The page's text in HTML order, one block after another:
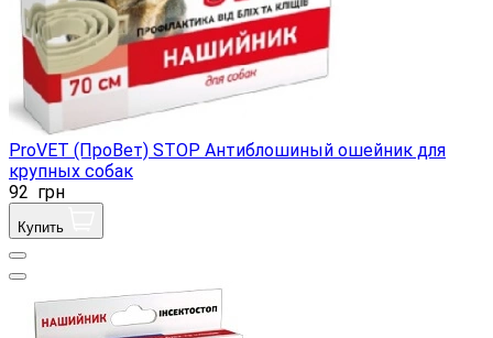
ProVET (ПроВет) STOP Антиблошиный ошейник для
крупных собак
92 грн
Купить